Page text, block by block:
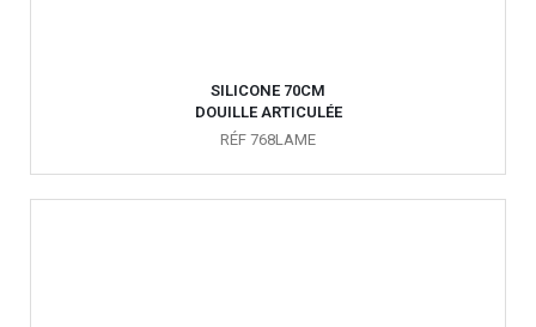
SILICONE 70CM
DOUILLE ARTICULÉE
RÉF 768LAME